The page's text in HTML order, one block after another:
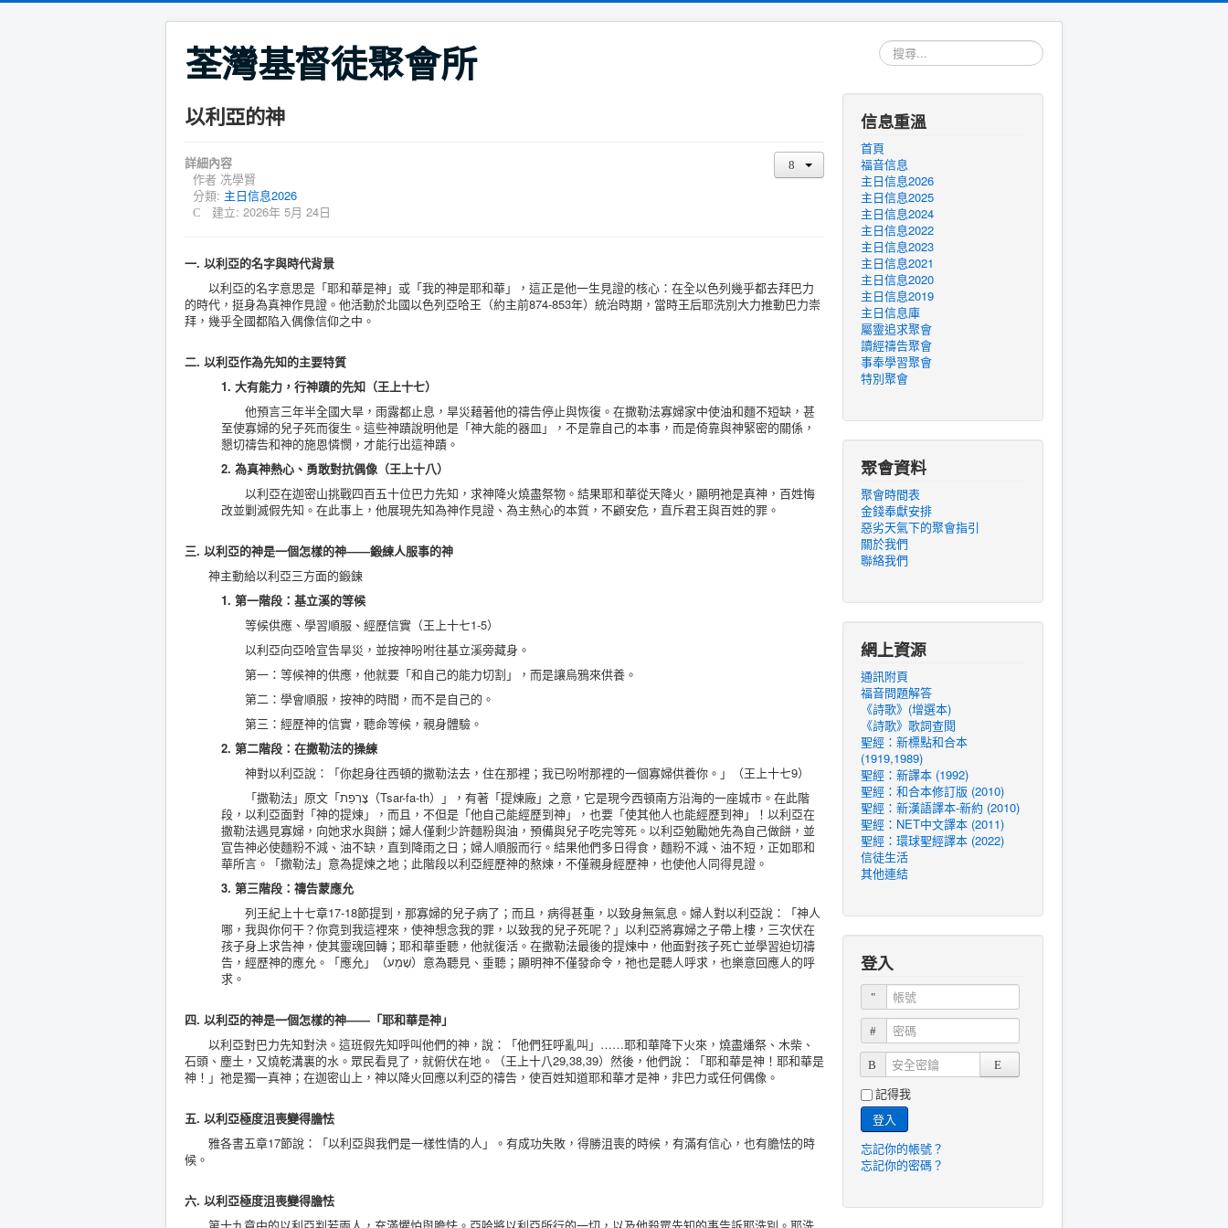
荃灣基督徒聚會所
搜
尋...
以利亞的神
詳細內容
作者 冼學賢
分類: 主日信息2026
建立: 2026年 5月 24日
一. 以利亞的名字與時代背景
以利亞的名字意思是「耶和華是神」或「我的神是耶和華」，這正是他一生見證的核心：在全以色列幾乎都去拜巴力
的時代，挺身為真神作見證。他活動於北國以色列亞哈王（約主前874-853年）統治時期，當時王后耶洗別大力推動巴力崇
拜，幾乎全國都陷入偶像信仰之中。
二. 以利亞作為先知的主要特質
1. 大有能力，行神蹟的先知（王上十七）
他預言三年半全國大旱，雨露都止息，旱災藉著他的禱告停止與恢復。在撒勒法寡婦家中使油和麵不短缺，甚
至使寡婦的兒子死而復生。這些神蹟說明他是「神大能的器皿」，不是靠自己的本事，而是倚靠與神緊密的關係，
懇切禱告和神的施恩憐憫，才能行出這神蹟。
2. 為真神熱心、勇敢對抗偶像（王上十八）
以利亞在迦密山挑戰四百五十位巴力先知，求神降火燒盡祭物。結果耶和華從天降火，顯明祂是真神，百姓悔
改並剿滅假先知。在此事上，他展現先知為神作見證、為主熱心的本質，不顧安危，直斥君王與百姓的罪。
三. 以利亞的神是一個怎樣的神——鍛練人服事的神
神主動給以利亞三方面的鍛鍊
1. 第一階段：基立溪的等候
等候供應、學習順服、經歷信實（王上十七1-5）
以利亞向亞哈宣告旱災，並按神吩咐往基立溪旁藏身。
第一：等候神的供應，他就要「和自己的能力切割」，而是讓烏鴉來供養。
第二：學會順服，按神的時間，而不是自己的。
第三：經歷神的信實，聽命等候，親身體驗。
2. 第二階段：在撒勒法的操練
神對以利亞說：「你起身往西頓的撒勒法去，住在那裡；我已吩咐那裡的一個寡婦供養你。」（王上十七9）
「撒勒法」原文「צׇרְפַת（Tsar-fa-th）」，有著「提煉廠」之意，它是現今西頓南方沿海的一座城市。在此階
段，以利亞面對「神的提煉」，而且，不但是「他自己能經歷到神」，也要「使其他人也能經歷到神」！以利亞在
撒勒法遇見寡婦，向她求水與餅；婦人僅剩少許麵粉與油，預備與兒子吃完等死。以利亞勉勵她先為自己做餅，並
宣告神必使麵粉不減、油不缺，直到降雨之日；婦人順服而行。結果他們多日得食，麵粉不減、油不短，正如耶和
華所言。「撒勒法」意為提煉之地；此階段以利亞經歷神的熬煉，不僅親身經歷神，也使他人同得見證。
3. 第三階段：禱告蒙應允
列王紀上十七章17-18節提到，那寡婦的兒子病了；而且，病得甚重，以致身無氣息。婦人對以利亞說：「神人
哪，我與你何干？你竟到我這裡來，使神想念我的罪，以致我的兒子死呢？」以利亞將寡婦之子帶上樓，三次伏在
孩子身上求告神，使其靈魂回轉；耶和華垂聽，他就復活。在撒勒法最後的提煉中，他面對孩子死亡並學習迫切禱
告，經歷神的應允。「應允」（שָׁמַע）意為聽見、垂聽；顯明神不僅發命令，祂也是聽人呼求，也樂意回應人的呼
求。
四. 以利亞的神是一個怎樣的神——「耶和華是神」
以利亞對巴力先知對決。這班假先知呼叫他們的神，說：「他們狂呼亂叫」……耶和華降下火來，燒盡燔祭、木柴、
石頭、塵土，又燒乾溝裏的水。眾民看見了，就俯伏在地。（王上十八29,38,39）然後，他們說：「耶和華是神！耶和華是
神！」祂是獨一真神；在迦密山上，神以降火回應以利亞的禱告，使百姓知道耶和華才是神，非巴力或任何偶像。
五. 以利亞極度沮喪變得膽怯
雅各書五章17節說：「以利亞與我們是一樣性情的人」。有成功失敗，得勝沮喪的時候，有滿有信心，也有膽怯的時
候。
六. 以利亞極度沮喪變得膽怯
信息重溫
首頁
福音信息
主日信息2026
主日信息2025
主日信息2024
主日信息2022
主日信息2023
主日信息2021
主日信息2020
主日信息2019
主日信息庫
屬靈追求聚會
讀經禱告聚會
事奉學習聚會
特別聚會
聚會資料
聚會時間表
金錢奉獻安排
惡劣天氣下的聚會指引
關於我們
聯絡我們
網上資源
通訊附頁
福音問題解答
《詩歌》(增選本)
《詩歌》歌詞查閱
聖經：新標點和合本
(1919,1989)
聖經：新譯本 (1992)
聖經：和合本修訂版 (2010)
聖經：新漢語譯本-新約 (2010)
聖經：NET中文譯本 (2011)
聖經：環球聖經譯本 (2022)
信徒生活
其他連結
登入
帳號
密碼
安全密鑰
記得我
登入
忘記你的帳號？
忘記你的密碼？